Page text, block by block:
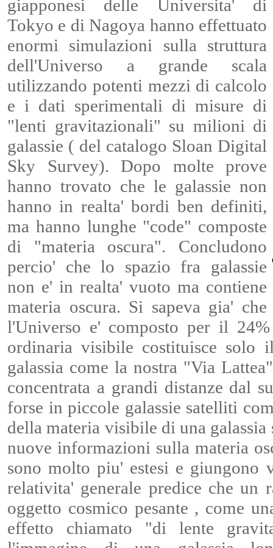
giapponesi delle Universita' di
Tokyo e di Nagoya hanno effettuato
enormi simulazioni sulla struttura
dell'Universo a grande scala
utilizzando potenti mezzi di calcolo
e i dati sperimentali di misure di
"lenti gravitazionali" su milioni di
galassie ( del catalogo Sloan Digital
Sky Survey). Dopo molte prove
hanno trovato che le galassie non
hanno in realta' bordi ben definiti,
ma hanno lunghe "code" composte
di "materia oscura". Concludono
percio' che lo spazio fra galassie
non e' in realta' vuoto ma contiene
materia oscura. Si sapeva gia' che
l'Universo e' composto per il
ordinaria visibile costituisce solo
galassia come la nostra "Via
concentrata a grandi distanze dal
forse in piccole galassie satelliti
della materia visibile di una
nuove informazioni sulla materia
sono molto piu' estesi e giungono
relativita' generale predice che un
oggetto cosmico pesante , come
effetto chiamato "di lente